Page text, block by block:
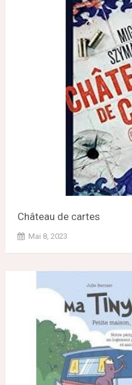
Château de cartes
Mai 8, 2023